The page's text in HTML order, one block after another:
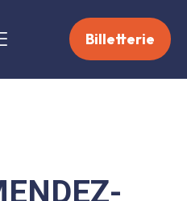
Billetterie